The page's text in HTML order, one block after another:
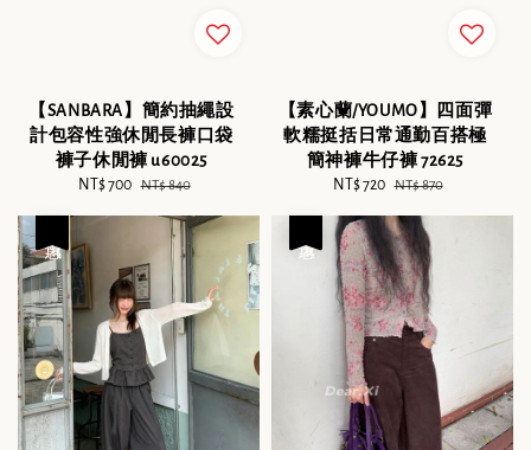
【SANBARA】簡約抽繩設
計包容性強休閒長褲口袋
褲子休閒褲 u60025
Sale
NT$ 700 Regular
NT$ 840
【素心蘭/YOUMO】四面彈
軟糯挺括日常通勤百搭極
簡神褲牛仔褲 72625
Sale
NT$ 720 Regular
NT$ 870